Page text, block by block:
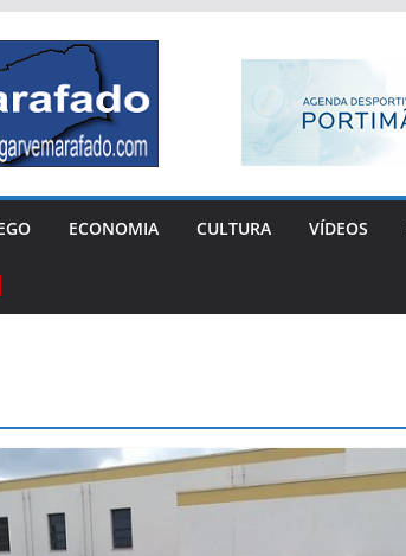
ECONOMIA CULTURA VÍDEOS